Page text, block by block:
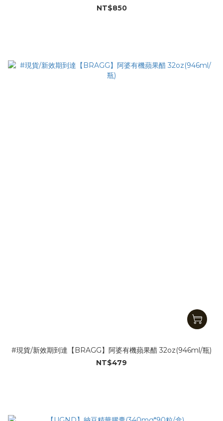
NT$850
#現貨/新效期到達【BRAGG】阿婆有機蘋果醋 32oz(946ml/瓶)
NT$479